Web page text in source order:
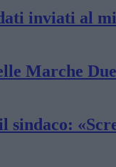
inviati al
Marche
sindaco: